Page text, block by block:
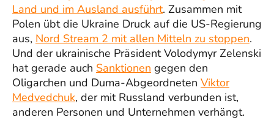
Land und im Ausland ausführt. Zusammen mit
Polen übt die Ukraine Druck auf die US-Regierung
aus, Nord Stream 2 mit allen Mitteln zu stoppen.
Und der ukrainische Präsident Volodymyr Zelenski
hat gerade auch Sanktionen gegen den
Oligarchen und Duma-Abgeordneten Viktor
Medvedchuk, der mit Russland verbunden ist,
anderen Personen und Unternehmen verhängt.